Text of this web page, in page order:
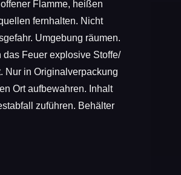
Flamme, heißen
fernhalten. Nicht
Umgebung räumen.
Feuer explosive Stoffe/
Nur in Originalverpackung
Ort aufbewahren. Inhalt
zuführen. Behälter